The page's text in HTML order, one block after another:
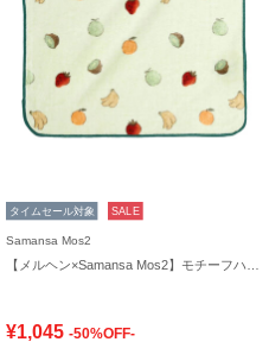
タイムセール対象 SALE
Samansa Mos2
¥1,045 -50%OFF-